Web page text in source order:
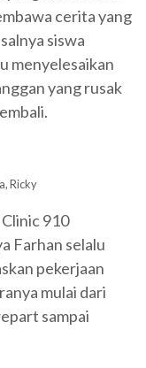
cerita yang
siswa
menyelesaikan
yang rusak
Ricky
910
Farhan selalu
pekerjaan
mulai dari
sampai